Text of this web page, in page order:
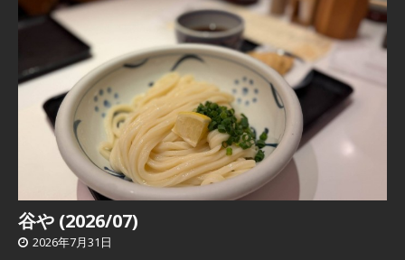
谷や (2026/07)
2026年7月31日